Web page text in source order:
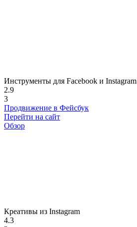
Инструменты для Facebook и Instagram
2.9
3
Продвижение в Фейсбук
Перейти на сайт
Обзор
Креативы из Instagram
4.3